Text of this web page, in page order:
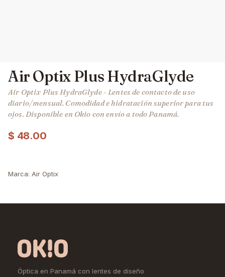
Air Optix Plus HydraGlyde
Air Optix Plus HydraGlyde - Lentes de contacto de uso
diario/mensual. Comodidad e hidratación superior para tus
ojos. Disponible en Okio con envío a todo Panamá.
$ 48.00
Marca: Air Optix
Óptica en Panamá con lentes de diseño